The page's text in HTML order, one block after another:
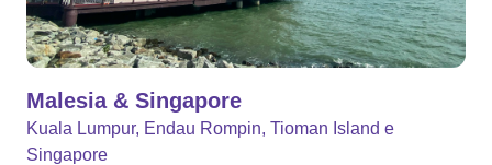
Malesia & Singapore
Kuala Lumpur, Endau Rompin, Tioman Island e
Singapore